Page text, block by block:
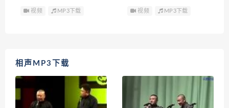
视频 MP3下载 视频 MP3下载
相声MP3下载